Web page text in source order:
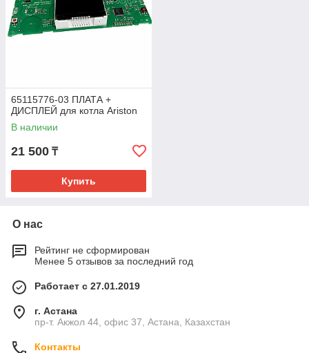
65115776-03 ПЛАТА +
ДИСПЛЕЙ для котла Ariston
В наличии
21 500 ₸
Купить
О нас
Рейтинг не сформирован
Менее 5 отзывов за последний год
Работает с 27.01.2019
г. Астана
пр-т. Акжол 44, офис 37, Астана, Казахстан
Контакты